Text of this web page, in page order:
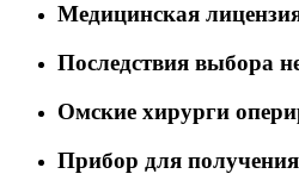
Медицинская
Последствия выбора
Омские хирурги
Прибор для